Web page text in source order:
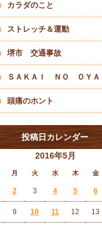
カラダのこと
ストレッチ＆運動
堺市 交通事故
ＳＡＫＡＩ ＮＯ ＯＹＡ
頭痛のホント
投稿日カレンダー
2016年5月
月 火 水 木 金
2 3 4 5 6
9 10 11 12 13